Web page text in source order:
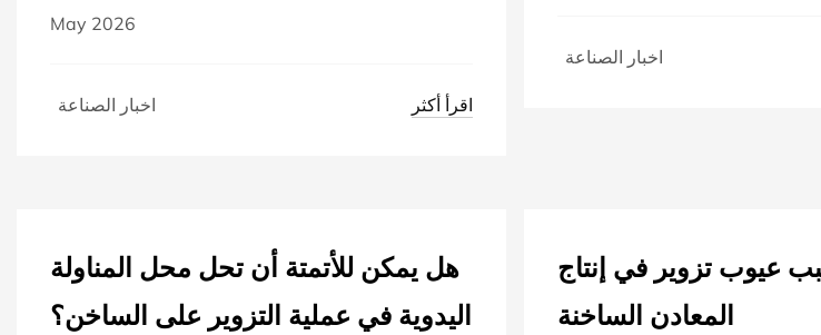
May 2026
اخبار الصناعة اقرأ أكثر
اخبار الصناعة
هل يمكن للأتمتة أن تحل محل المناولة
اليدوية في عملية التزوير على الساخن؟
عيوب تزوير في إنتاج
المعادن الساخنة